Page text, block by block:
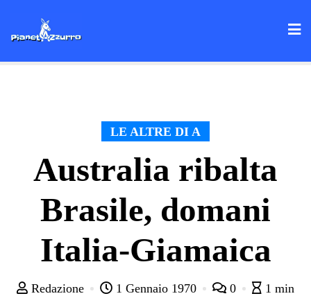
LE ALTRE DI A
Australia ribalta
Brasile, domani
Italia-Giamaica
Redazione 1 Gennaio 1970 0
1 min